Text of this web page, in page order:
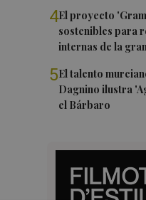
4El proyecto
sostenibles para
internas de la
5El talento
Dagnino ilustra
el Bárbaro